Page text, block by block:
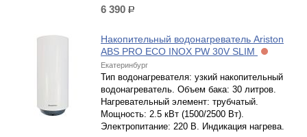
6 390 р.
Накопительный водонагреватель Ariston
ABS PRO ECO INOX PW 30V SLIM
Екатеринбург
Тип водонагревателя: узкий накопительный
водонагреватель. Объем бака: 30 литров.
Нагревательный элемент: трубчатый.
Мощность: 2.5 кВт (1500/2500 Вт).
Электропитание: 220 В. Индикация нагрева.